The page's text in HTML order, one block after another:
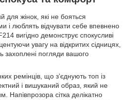
для жінок, які не бояться
і люблять відчувати себе впевнено
вигідно демонструє спокусливі
увагу на відкритих сідницях,
захоплені погляди вашого
ремінців, що з’єднують топ із
і вишуканий образ, який не
Напівпрозора сітка делікатно